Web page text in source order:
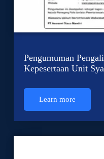
Pengumuman
Kepesertaan Unit
Learn more